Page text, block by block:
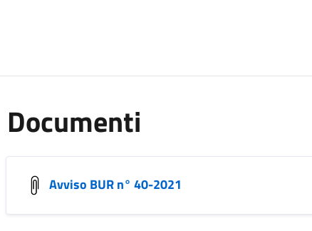
Documenti
Avviso BUR n° 40-2021